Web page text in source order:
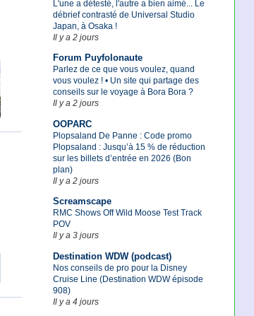
L'une a détesté, l'autre a bien aimé... Le
débrief contrasté de Universal Studio
Japan, à Osaka !
Il y a 2 jours
Forum Puyfolonaute
Parlez de ce que vous voulez, quand
vous voulez ! • Un site qui partage des
conseils sur le voyage à Bora Bora ?
Il y a 2 jours
OOPARC
Plopsaland De Panne : Code promo
Plopsaland : Jusqu’à 15 % de réduction
sur les billets d’entrée en 2026 (Bon
plan)
Il y a 2 jours
Screamscape
RMC Shows Off Wild Moose Test Track
POV
Il y a 3 jours
Destination WDW (podcast)
Nos conseils de pro pour la Disney
Cruise Line (Destination WDW épisode
908)
Il y a 4 jours